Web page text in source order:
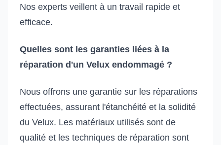
Nos experts veillent à un travail rapide et
efficace.
Quelles sont les garanties liées à la
réparation d'un Velux endommagé ?
Nous offrons une garantie sur les réparations
effectuées, assurant l'étanchéité et la solidité
du Velux. Les matériaux utilisés sont de
qualité et les techniques de réparation sont